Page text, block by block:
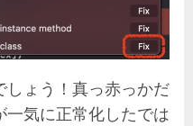
ょう！真っ赤っかだ
一気に正常化したでは